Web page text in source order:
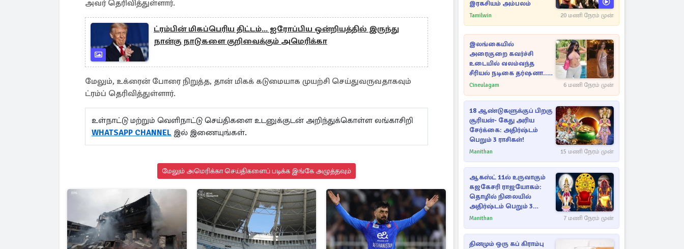
அவர் தெரிவித்துள்ளார்.
ட்ரம்பின் மிகப்பெரிய திட்டம்... ஐரோப்பிய ஒன்றியத்தில் இருந்து
நான்கு நாடுகளை குறிவைக்கும் அமெரிக்கா
மேலும், உக்ரைன் போரை நிறுத்த, தான் மிகக் கடுமையாக முயற்சி செய்துவருவதாகவும்
ட்ரம்ப் தெரிவித்துள்ளார்.
உள்நாட்டு மற்றும் வெளிநாட்டு செய்திகளை உடனுக்குடன் அறிந்துக்கொள்ள லங்காசிறி
WHATSAPP CHANNEL இல் இணையுங்கள்.
மேலும் அமெரிக்கா செய்திகளைப் படிக்க இங்கே அழுத்தவும்
இரகசியம் அம்பலம்
Tamilwin 20 மணி நேரம் முன்
இலங்கையில்
அரைகுறை கவர்ச்சி
உடையில் வலம்வந்த
சீரியல் நடிகை தர்ஷனா...
அவரே வெளியிட்ட
Cineulagam 6 மணி நேரம் முன்
18 ஆண்டுகளுக்குப் பிறகு
சூரியன்- கேது அரிய
சேர்க்கை: அதிர்ஷ்டம்
பெறும் 3 ராசிகள்!
Manithan 15 மணி நேரம் முன்
ஆகஸ்ட் 11ல் உருவாகும்
கஜகேசரி ராஜயோகம்:
தொழில் நிலையில்
அதிர்ஷ்டம் பெறும் 3
ராசிகள்!
Manithan 7 மணி நேரம் முன்
தினமும் ஒரு கப் கிராம்பு